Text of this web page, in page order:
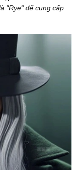
"Rye" để cung cấp